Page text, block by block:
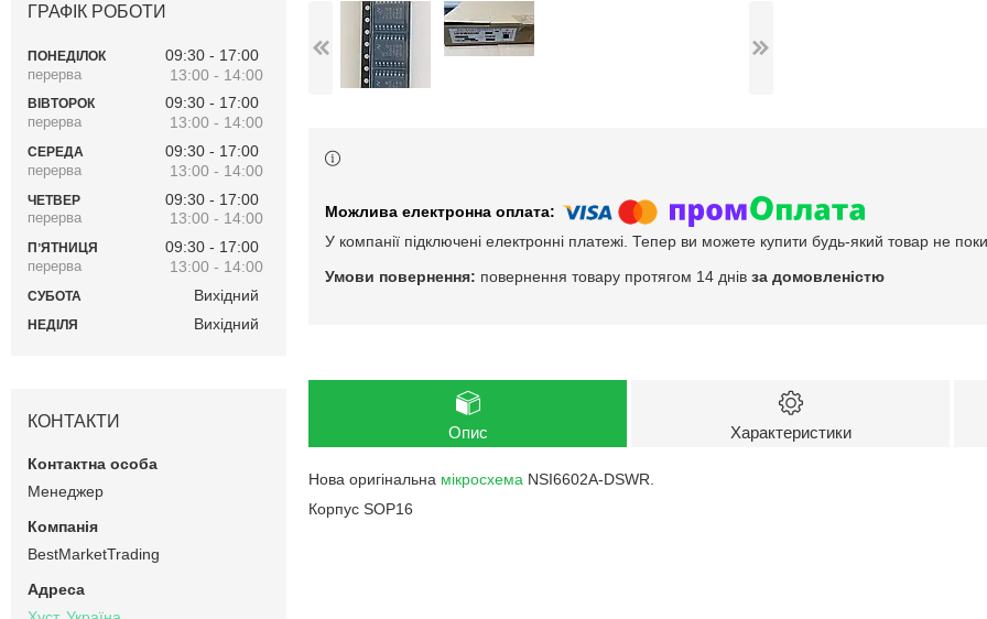
У компанії підключені електронні платежі. Тепер ви можете купити будь-який товар не
повернення товару протягом 14 днів за домовленістю
Опис Характеристики
Нова оригінальна мікросхема NSI6602A-DSWR.
Корпус SOP16
ГРАФІК РОБОТИ
ПОНЕДІЛОК 09:30
17:00
13:00
14:00
ВІВТОРОК 09:30
17:00
13:00
14:00
СЕРЕДА 09:30
17:00
13:00
14:00
ЧЕТВЕР 09:30
17:00
13:00
14:00
ПʼЯТНИЦЯ 09:30
17:00
13:00
14:00
СУБОТА Вихідний
НЕДІЛЯ Вихідний
КОНТАКТИ
Менеджер
BestMarketTrading